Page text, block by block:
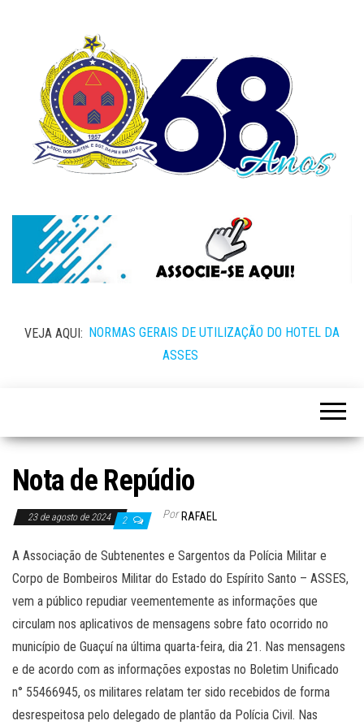
VEJA AQUI: NORMAS GERAIS DE UTILIZAÇÃO DO HOTEL DA
ASSES
Nota de Repúdio
23 de agosto de 2024 2 Por RAFAEL
A Associação de Subtenentes e Sargentos da Polícia Militar e
Corpo de Bombeiros Militar do Estado do Espírito Santo – ASSES,
vem a público repudiar veementemente as informações que
circulam nos aplicativos de mensagens sobre fato ocorrido no
município de Guaçuí na última quarta-feira, dia 21. Nas mensagens
e de acordo com as informações expostas no Boletim Unificado
n° 55466945, os militares relatam ter sido recebidos de forma
desrespeitosa pelo delegado de plantão da Polícia Civil. Nas